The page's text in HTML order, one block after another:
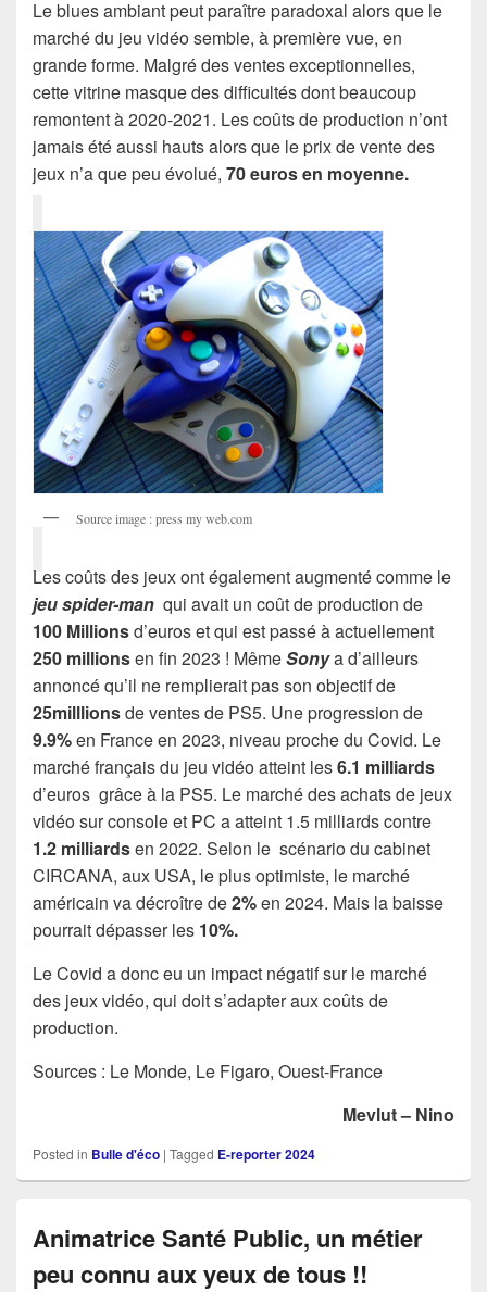
Le blues ambiant peut paraître paradoxal alors que le
marché du jeu vidéo semble, à première vue, en
grande forme. Malgré des ventes exceptionnelles,
cette vitrine masque des difficultés dont beaucoup
remontent à 2020-2021. Les coûts de production n’ont
jamais été aussi hauts alors que le prix de vente des
jeux n’a que peu évolué, 70 euros en moyenne.
Source image : press my web.com
Les coûts des jeux ont également augmenté comme le
jeu spider-man qui avait un coût de production de
100 Millionsd’euros et qui est passé à actuellement
250 millionsen fin 2023 ! MêmeSonya d’ailleurs
annoncé qu’il ne remplierait pas son objectif de
25milllionsde ventes de PS5. Une progression de
9.9%en France en 2023, niveau proche du Covid. Le
marché français du jeu vidéo atteint les6.1 milliards
d’euros grâce à la PS5. Le marché des achats de jeux
vidéo sur console et PC a atteint 1.5 milliards contre
1.2 milliardsen 2022. Selon le scénario du cabinet
CIRCANA, aux USA, le plus optimiste, le marché
américain va décroître de2%en 2024. Mais la baisse
pourrait dépasser les 10%.
Le Covid a donc eu un impact négatif sur le marché
des jeux vidéo, qui doit s’adapter aux coûts de
production.
Sources : Le Monde, Le Figaro, Ouest-France
Mevlut – Nino
Posted in Bulle d'éco | Tagged E-reporter 2024
Animatrice Santé Public, un métier
peu connu aux yeux de tous !!